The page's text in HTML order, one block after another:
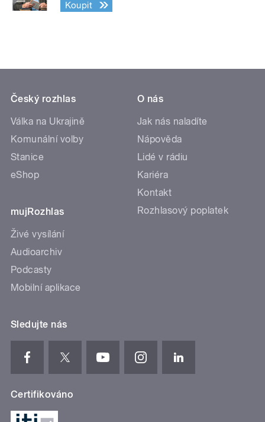
Koupit
Český rozhlas
Válka na Ukrajině
Komunální volby
Stanice
eShop
mujRozhlas
Živé vysílání
Audioarchiv
Podcasty
Mobilní aplikace
O nás
Jak nás naladíte
Nápověda
Lidé v rádiu
Kariéra
Kontakt
Rozhlasový poplatek
Sledujte nás
Certifikováno